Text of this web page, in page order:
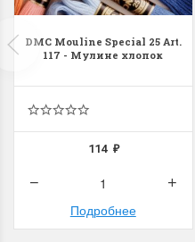
DMC Mouline Special 25 Art.
117 - Мулине хлопок
114 ₽
Подробнее